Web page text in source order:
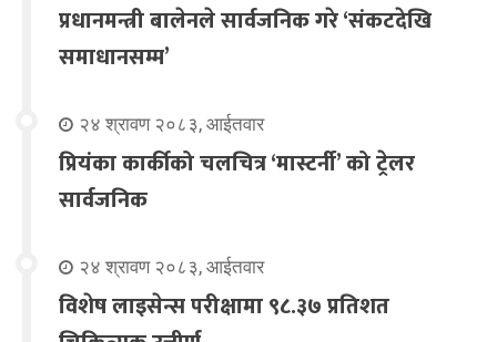
प्रधानमन्त्री बालेनले सार्वजनिक गरे ‘संकटदेखि
समाधानसम्म’
२४ श्रावण २०८३, आईतवार
प्रियंका कार्कीको चलचित्र ‘मास्टर्नी’ को ट्रेलर
सार्वजनिक
२४ श्रावण २०८३, आईतवार
विशेष लाइसेन्स परीक्षामा ९८.३७ प्रतिशत